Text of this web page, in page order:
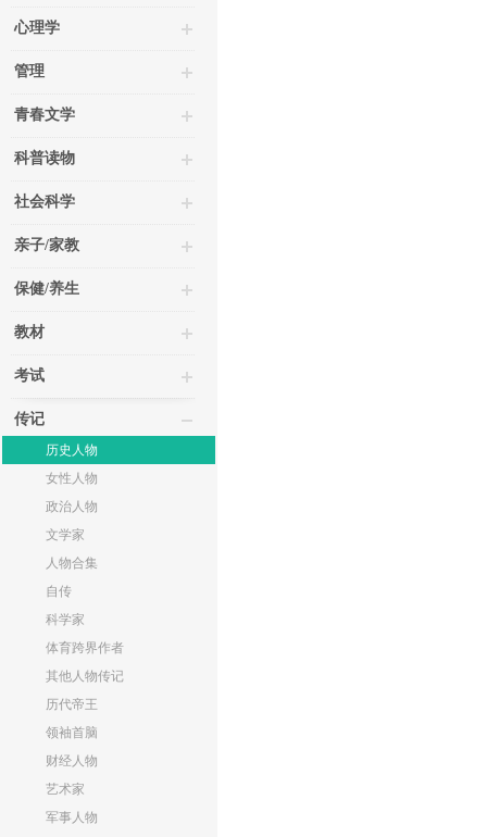
心理学
管理
青春文学
科普读物
社会科学
亲子/家教
保健/养生
教材
考试
传记
历史人物
女性人物
政治人物
文学家
人物合集
自传
科学家
体育跨界作者
其他人物传记
历代帝王
领袖首脑
财经人物
艺术家
军事人物